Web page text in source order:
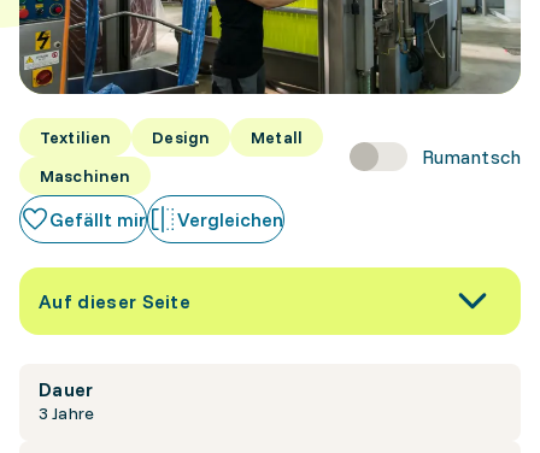
Textilien Design
Metall
Maschinen
Rumantsch
Gefällt mir Vergleichen
Auf dieser Seite
Dauer
3 Jahre